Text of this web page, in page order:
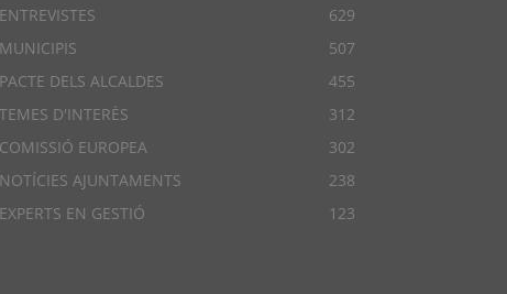
ENTREVISTES
629
MUNICIPIS
507
PACTE DELS ALCALDES
455
TEMES D'INTERÈS
312
COMISSIÓ EUROPEA
302
NOTÍCIES AJUNTAMENTS
238
EXPERTS EN GESTIÓ
123